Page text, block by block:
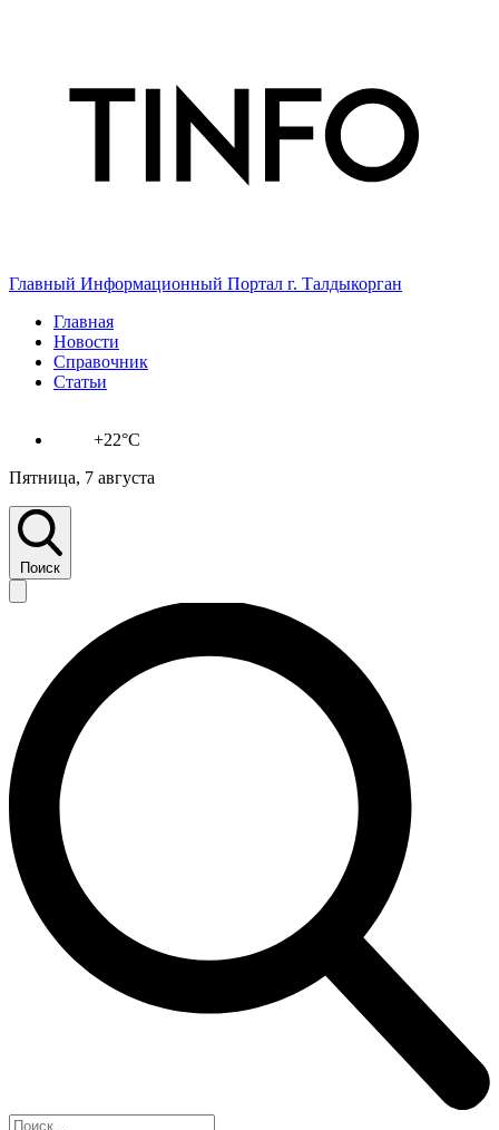
Главный Информационный Портал г. Талдыкорган
Главная
Новости
Справочник
Статьи
+22°C
Пятница, 7 августа
Поиск